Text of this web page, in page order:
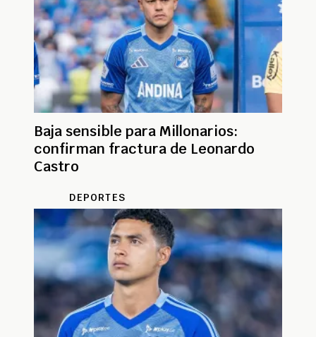
Baja sensible para Millonarios:
confirman fractura de Leonardo
Castro
DEPORTES